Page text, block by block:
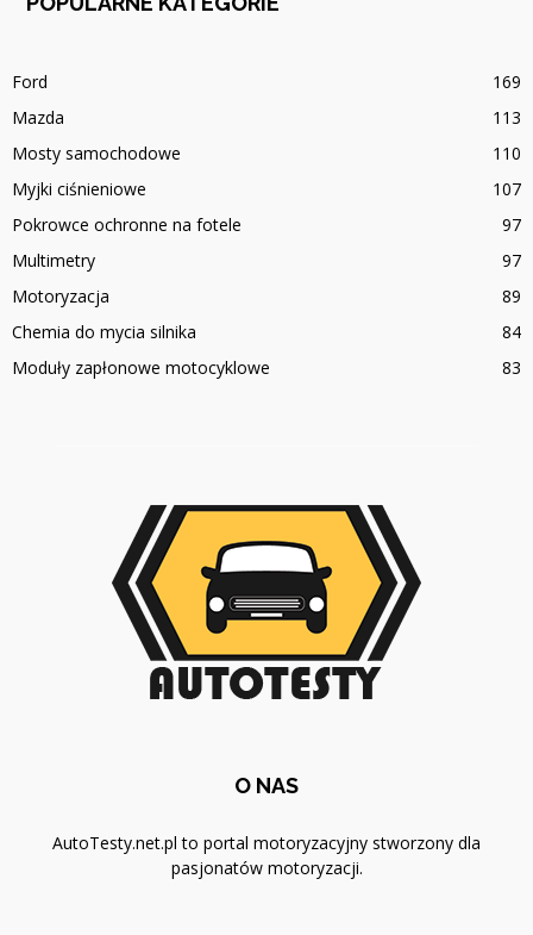
Ford
169
Mazda
113
Mosty samochodowe
110
Myjki ciśnieniowe
107
Pokrowce ochronne na fotele
97
Multimetry
97
Motoryzacja
89
Chemia do mycia silnika
84
Moduły zapłonowe motocyklowe
83
O NAS
AutoTesty.net.pl to portal motoryzacyjny stworzony dla
pasjonatów motoryzacji.